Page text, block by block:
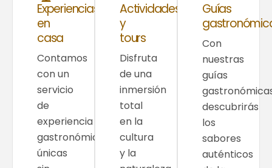
Experiencias
en
casa
Contamos
con un
servicio
de
experiencia
gastronómicas
únicas
Actividades
y
tours
Disfruta
de una
inmersión
total
en la
cultura
y la
Guías
Con
nuestras
guías
descubrirás
los
sabores
auténticos